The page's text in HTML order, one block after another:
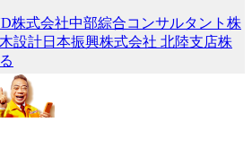
株式会社中部綜合コンサルタント 株
設計日本振興株式会社 北陸支店株